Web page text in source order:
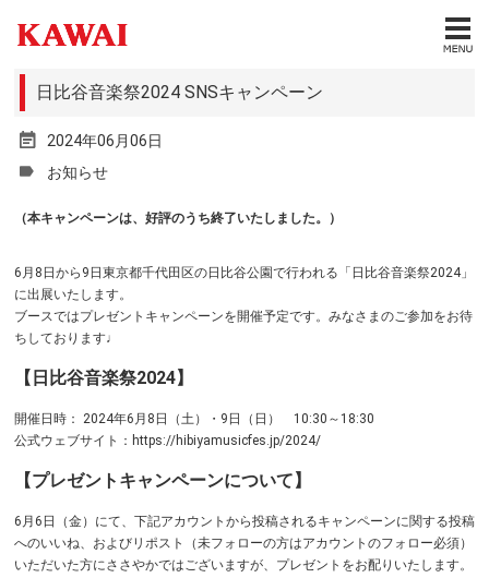
日比谷音楽祭2024 SNSキャンペーン
2024年06月06日
お知らせ
（本キャンペーンは、好評のうち終了いたしました。）
6月8日から9日東京都千代田区の日比谷公園で行われる「日比谷音楽祭2024」
に出展いたします。
ブースではプレゼントキャンペーンを開催予定です。みなさまのご参加をお待
ちしております♩
【日比谷音楽祭2024】
開催日時： 2024年6月8日（土）・9日（日） 10:30～18:30
公式ウェブサイト：https://hibiyamusicfes.jp/2024/
【プレゼントキャンペーンについて】
6月6日（金）にて、下記アカウントから投稿されるキャンペーンに関する投稿
へのいいね、およびリポスト（未フォローの方はアカウントのフォロー必須）
いただいた方にささやかではございますが、プレゼントをお配りいたします。